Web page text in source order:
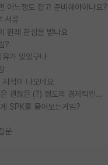
어느정도 잡고 준비해야하나요?
서류
원래 관심을 받나요
?
유가 있었구나
적이 나오네요
박사진학하기에 2억은 괜찮은 (?) 정도의 경제력인가요
SPK를 물어보는거임?
문